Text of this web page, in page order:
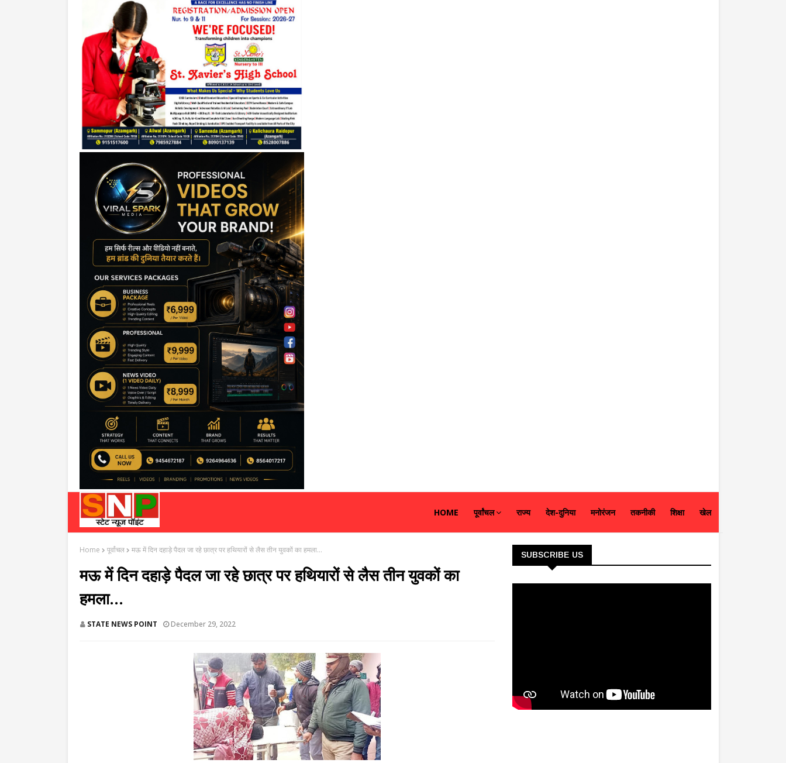
HOME पूर्वांचल राज्य देश-दुनिया मनोरंजन तकनीकी शिक्षा खेल
Home पूर्वांचल मऊ में दिन दहाड़े पैदल जा रहे छात्र पर हथियारों से लैस तीन युवकों का हमला...
मऊ में दिन दहाड़े पैदल जा रहे छात्र पर हथियारों से लैस तीन युवकों का
हमला...
STATE NEWS POINT December 29, 2022
SUBSCRIBE US